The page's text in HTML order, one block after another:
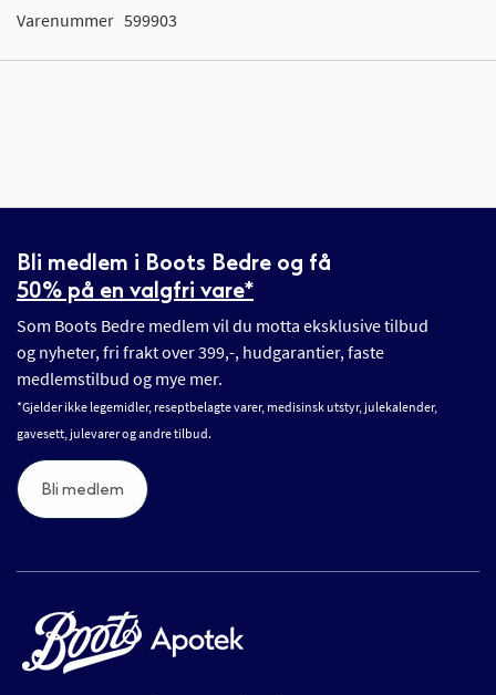
Varenummer 599903
Bli medlem i Boots Bedre og få
50% på en valgfri vare*
Som Boots Bedre medlem vil du motta eksklusive tilbud
og nyheter, fri frakt over 399,-, hudgarantier, faste
medlemstilbud og mye mer.
*Gjelder ikke legemidler, reseptbelagte varer, medisinsk utstyr, julekalender,
gavesett, julevarer og andre tilbud.
Bli medlem